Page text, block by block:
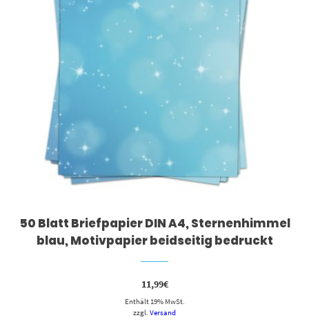
50 Blatt Briefpapier DIN A4, Sternenhimmel
blau, Motivpapier beidseitig bedruckt
11,99€
Enthält 19% MwSt.
zzgl. Versand